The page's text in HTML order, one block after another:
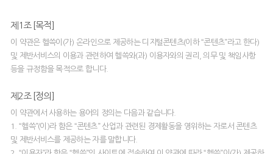
제1조 [목적]
이 약관은 헬쓱이(가) 온라인으로 제공하는 디지털콘텐츠(이하 “콘텐츠”라고 한다)
및 제반서비스의 이용과 관련하여 헬쓱와(과) 이용자와의 권리, 의무 및 책임사항
등을 규정함을 목적으로 합니다.
제2조 [정의]
이 약관에서 사용하는 용어의 정의는 다음과 같습니다.
1. “헬쓱”(이)라 함은 “콘텐츠” 산업과 관련된 경제활동을 영위하는 자로서 콘텐츠
및 제반서비스를 제공하는 자를 말합니다.